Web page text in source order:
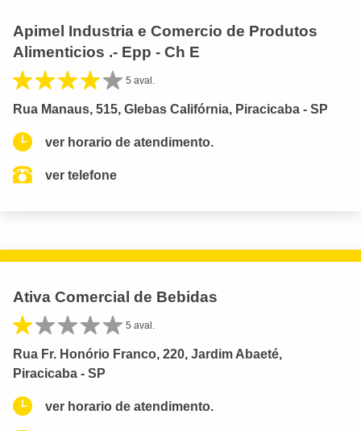
Apimel Industria e Comercio de Produtos
Alimenticios .- Epp - Ch E
5 aval.
Rua Manaus, 515, Glebas Califórnia, Piracicaba - SP
ver horario de atendimento.
ver telefone
Ativa Comercial de Bebidas
5 aval.
Rua Fr. Honório Franco, 220, Jardim Abaeté,
Piracicaba - SP
ver horario de atendimento.